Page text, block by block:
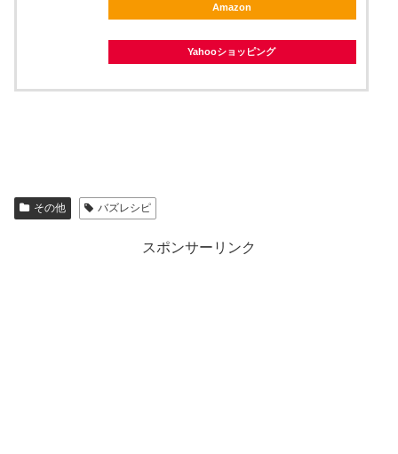
Amazon
Yahooショッピング
その他 バズレシピ
スポンサーリンク